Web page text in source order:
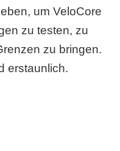
um VeloCore
zu testen, zu
zu bringen.
erstaunlich.